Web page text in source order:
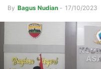
By Bagus Nudian - 17/10/2023